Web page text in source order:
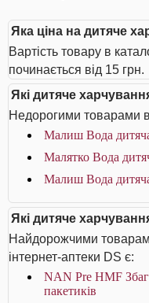
Яка ціна на дитяче
Вартість товару в
починається від 15 грн.
Які дитяче
Недорогими товарами в
Малиш Вода
Малятко Вода
Малиш Вода
Які дитяче
Найдорожчими
інтернет-аптеки DS є:
NAN Pre HMF
пакетиків